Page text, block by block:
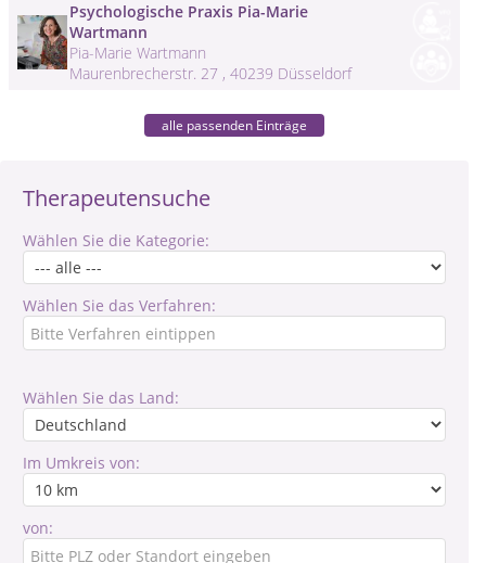
Therapeutensuche
Wählen Sie die Kategorie:
Wählen Sie das Verfahren:
Wählen Sie das Land:
Im Umkreis von:
von:
Psychologische Praxis Pia-Marie
Wartmann
Pia-Marie Wartmann
Maurenbrecherstr. 27 , 40239 Düsseldorf
alle passenden Einträge